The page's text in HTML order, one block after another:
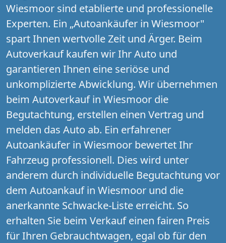
Wiesmoor sind etablierte und professionelle
Experten. Ein „Autoankäufer in Wiesmoor"
spart Ihnen wertvolle Zeit und Ärger. Beim
Autoverkauf kaufen wir Ihr Auto und
garantieren Ihnen eine seriöse und
unkomplizierte Abwicklung. Wir übernehmen
beim Autoverkauf in Wiesmoor die
Begutachtung, erstellen einen Vertrag und
melden das Auto ab. Ein erfahrener
Autoankäufer in Wiesmoor bewertet Ihr
Fahrzeug professionell. Dies wird unter
anderem durch individuelle Begutachtung vor
dem Autoankauf in Wiesmoor und die
anerkannte Schwacke-Liste erreicht. So
erhalten Sie beim Verkauf einen fairen Preis
für Ihren Gebrauchtwagen, egal ob für den